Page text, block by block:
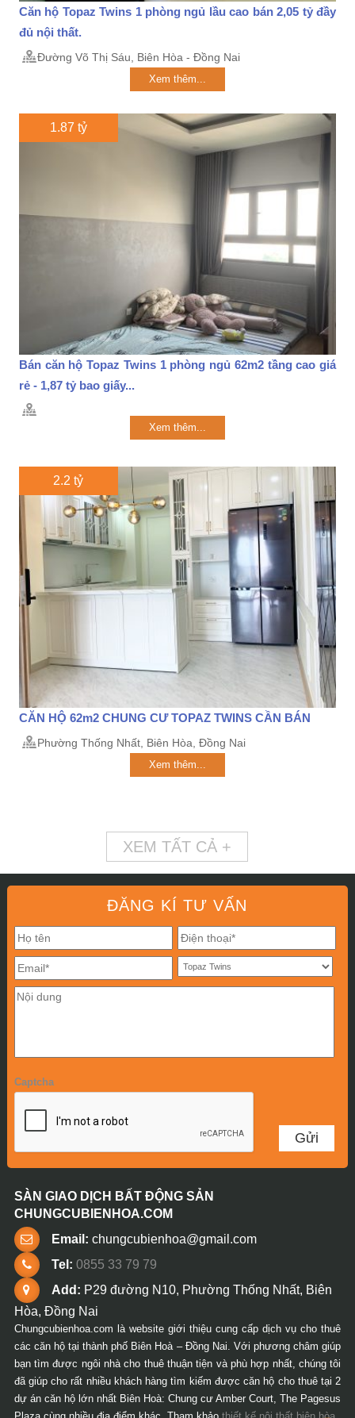
Căn hộ Topaz Twins 1 phòng ngủ lầu cao bán 2,05 tỷ đầy
đủ nội thất.
Đường Võ Thị Sáu, Biên Hòa - Đồng Nai
Xem thêm...
1.87 tỷ
Bán căn hộ Topaz Twins 1 phòng ngủ 62m2 tầng cao giá
rẻ - 1,87 tỷ bao giấy...
Xem thêm...
2.2 tỷ
CĂN HỘ 62m2 CHUNG CƯ TOPAZ TWINS CẦN BÁN
Phường Thống Nhất, Biên Hòa, Đồng Nai
Xem thêm...
XEM TẤT CẢ +
ĐĂNG KÍ TƯ VẤN
Captcha
SÀN GIAO DỊCH BẤT ĐỘNG SẢN
CHUNGCUBIENHOA.COM
Email: chungcubienhoa@gmail.com
Tel: 0855 33 79 79
Add: P29 đường N10, Phường Thống Nhất, Biên
Hòa, Đồng Nai
Chungcubienhoa.com là website giới thiệu cung cấp dịch vụ cho thuê
các căn hộ tại thành phố Biên Hoà – Đồng Nai. Với phương châm giúp
bạn tìm được ngôi nhà cho thuê thuận tiện và phù hợp nhất, chúng tôi
đã giúp cho rất nhiều khách hàng tìm kiếm được căn hộ cho thuê tại 2
dự án căn hộ lớn nhất Biên Hoà: Chung cư Amber Court, The Pagesus